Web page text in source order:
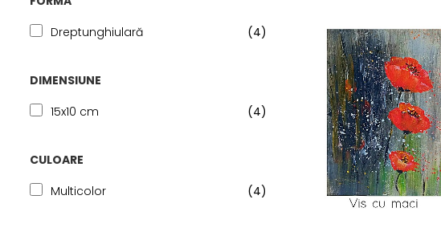
Brățări cu Perle
Brose cu Perle
Dreptunghiulară
(4)
DIMENSIUNE
15x10 cm
(4)
CULOARE
Multicolor
(4)